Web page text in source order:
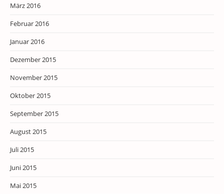
März 2016
Februar 2016
Januar 2016
Dezember 2015
November 2015
Oktober 2015
September 2015
August 2015
Juli 2015
Juni 2015
Mai 2015